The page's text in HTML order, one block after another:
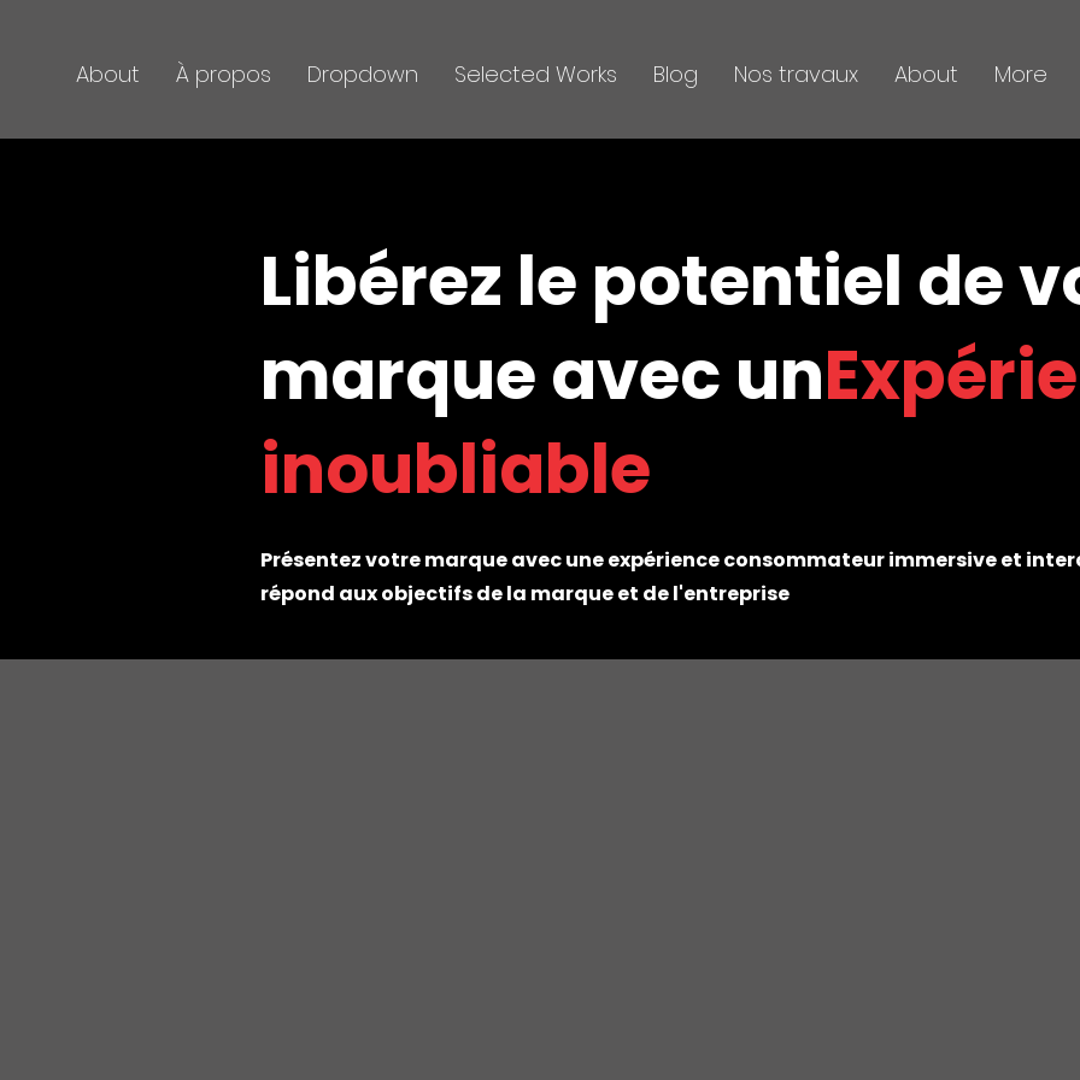
About À propos Dropdown Selected Works Blog Nos travaux About More
Libérez le potentiel de
marque avec un
inoubliable
Présentez votre marque avec une expérience consommateur immersive et
répond aux objectifs de la marque et de l'entreprise